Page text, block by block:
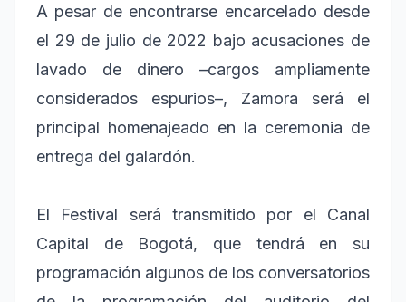
A pesar de encontrarse encarcelado desde
el 29 de julio de 2022 bajo acusaciones de
lavado de dinero –cargos ampliamente
considerados espurios–, Zamora será el
principal homenajeado en la ceremonia de
entrega del galardón.
El Festival será transmitido por el Canal
Capital de Bogotá, que tendrá en su
programación algunos de los conversatorios